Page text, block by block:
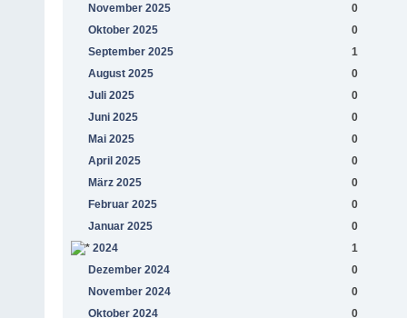
November 2025
0
Oktober 2025
0
September 2025
1
August 2025
0
Juli 2025
0
Juni 2025
0
Mai 2025
0
April 2025
0
März 2025
0
Februar 2025
0
Januar 2025
0
2024
1
Dezember 2024
0
November 2024
0
Oktober 2024
0